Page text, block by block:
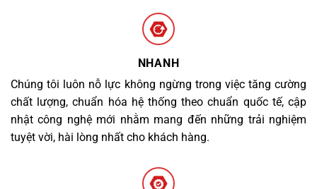
NHANH
Chúng tôi luôn nỗ lực không ngừng trong việc tăng cường
chất lượng, chuẩn hóa hệ thống theo chuẩn quốc tế, cập
nhật công nghệ mới nhằm mang đến những trải nghiệm
tuyệt vời, hài lòng nhất cho khách hàng.